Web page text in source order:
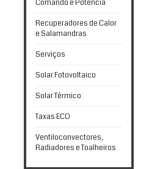
Comando e Potência
Recuperadores de Calor
e Salamandras
Serviços
Solar Fotovoltaico
Solar Térmico
Taxas ECO
Ventiloconvectores,
Radiadores e Toalheiros